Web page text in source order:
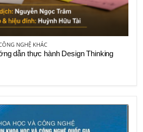
NGHỆ KHÁC
dẫn thực hành Design Thinking